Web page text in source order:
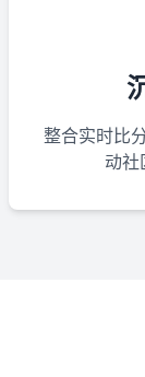
整合实时比
动社